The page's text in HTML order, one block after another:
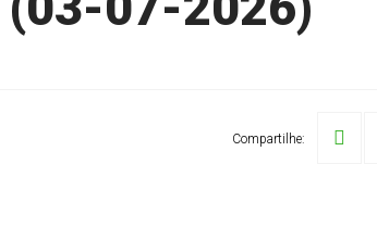
Compartilhe: